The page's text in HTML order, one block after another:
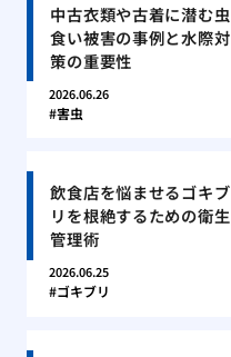
中古衣類や古着に潜む虫
食い被害の事例と水際対
策の重要性
2026.06.26
害虫
飲食店を悩ませるゴキブ
リを根絶するための衛生
管理術
2026.06.25
ゴキブリ